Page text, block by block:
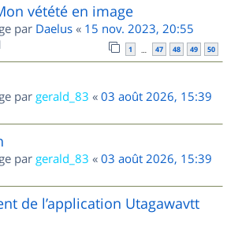
vétété en image
par Daelus « 15 nov. 2023, 20:55
1 … 47 48 49 50
par gerald_83 « 03 août 2026, 15:39
par gerald_83 « 03 août 2026, 15:39
de l’application Utagawavtt